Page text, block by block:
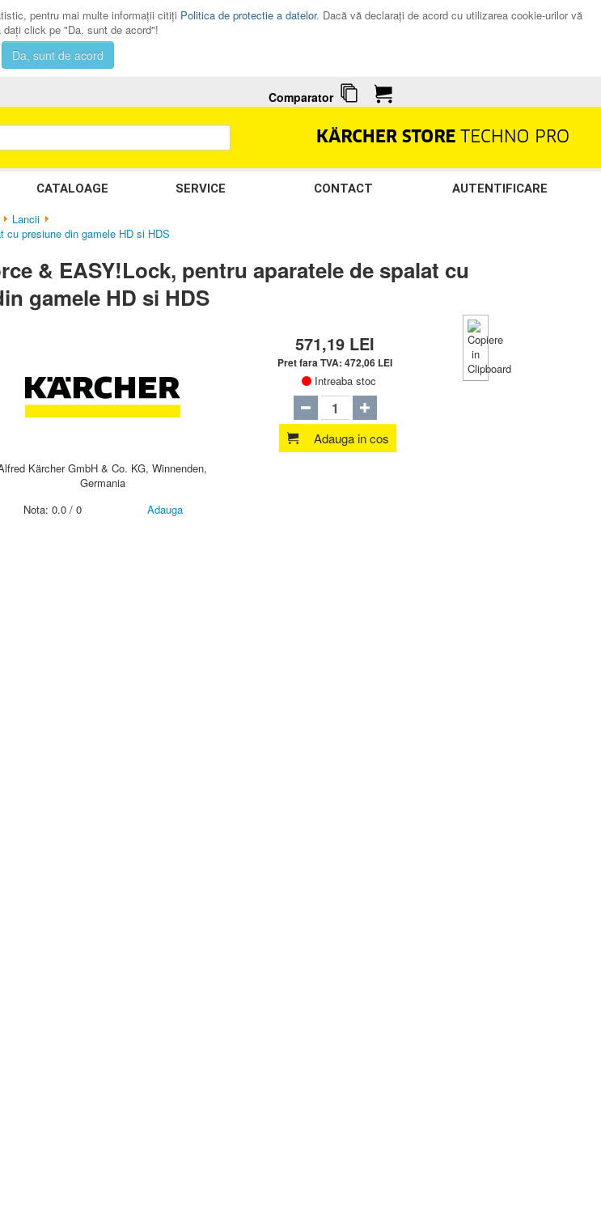
pentru mai multe informaţii citiţi Politica de protectie a datelor. Dacă vă declaraţi de acord cu utilizarea cookie-urilor vă
daţi click pe "Da, sunt de acord"!
Da, sunt de acord
Comparator
CATALOAGE SERVICE CONTACT AUTENTIFICARE
Lancii
presiune din gamele HD si HDS
& EASY!Lock, pentru aparatele de spalat cu
gamele HD si HDS
Kärcher GmbH & Co. KG, Winnenden,
Germania
Nota: 0.0 / 0 Adauga
571,19 LEI
Pret fara TVA:472,06 LEI
Intreaba stoc
Adauga in cos